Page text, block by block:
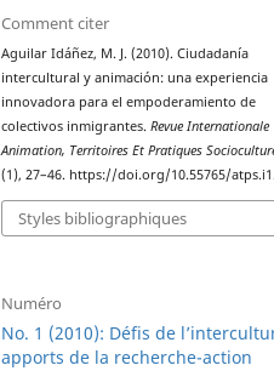
Comment citer
Aguilar Idáñez, M. J. (2010). Ciudadanía
intercultural y animación: una experiencia
innovadora para el empoderamiento de
colectivos inmigrantes.Revue Internationale
Animation, Territoires Et Pratiques
(1), 27–46. https://doi.org/10.55765/
Styles bibliographiques
Numéro
No. 1 (2010): Défis de
apports de la recherche-action